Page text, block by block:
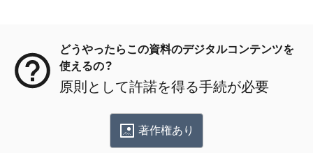
どうやったらこの資料のデジタルコンテンツを
使えるの？
原則として許諾を得る手続が必要
著作権あり